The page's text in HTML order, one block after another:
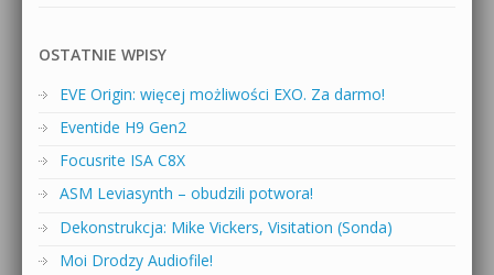
OSTATNIE WPISY
EVE Origin: więcej możliwości EXO. Za darmo!
Eventide H9 Gen2
Focusrite ISA C8X
ASM Leviasynth – obudzili potwora!
Dekonstrukcja: Mike Vickers, Visitation (Sonda)
Moi Drodzy Audiofile!